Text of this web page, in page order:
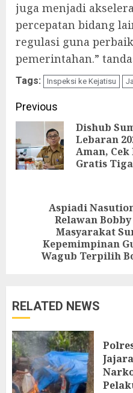
juga menjadi
percepatan bidang
regulasi guna
pemerintahan.”
Tags: Inspeksi ke Kejatisu
Continue
Reading
Previous
Dishub
Lebaran
Aman,
Gratis
Aspiadi
Relawan
Masyarakat
Kepemimpinan
Wagub Terpilih
RELATED NEWS